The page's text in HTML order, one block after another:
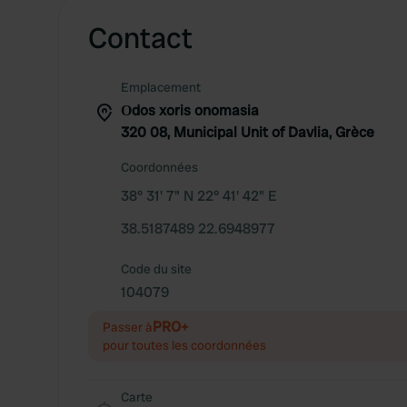
Contact
Emplacement
Οdos xoris onomasia
320 08, Municipal Unit of Davlia, Grèce
Coordonnées
38° 31' 7" N 22° 41' 42" E
38.5187489 22.6948977
Code du site
104079
Passer àPRO+
pour toutes les coordonnées
Carte